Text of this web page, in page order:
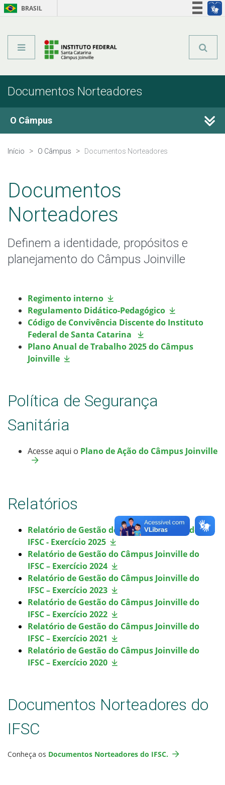
BRASIL
Documentos Norteadores
O Câmpus
Histórico
Colegiados
Eleições
Licitações
Acesso à Informação
Ouvidoria
Início O Câmpus Documentos Norteadores
Documentos
Norteadores
Definem a identidade, propósitos e
planejamento do Câmpus Joinville
Regimento interno
Regulamento Didático-Pedagógico
Código de Convivência Discente do Instituto
Federal de Santa Catarina
Plano Anual de Trabalho 2025 do Câmpus
Joinville
Política de Segurança
Sanitária
Acesse aqui o Plano de Ação do Câmpus Joinville
Relatórios
Relatório de Gestão do Câmpus Joinville do
IFSC - Exercício 2025
Relatório de Gestão do Câmpus Joinville do
IFSC – Exercício 2024
Relatório de Gestão do Câmpus Joinville do
IFSC – Exercício 2023
Relatório de Gestão do Câmpus Joinville do
IFSC – Exercício 2022
Relatório de Gestão do Câmpus Joinville do
IFSC – Exercício 2021
Relatório de Gestão do Câmpus Joinville do
IFSC – Exercício 2020
Documentos Norteadores do
IFSC
Conheça os Documentos Norteadores do IFSC.